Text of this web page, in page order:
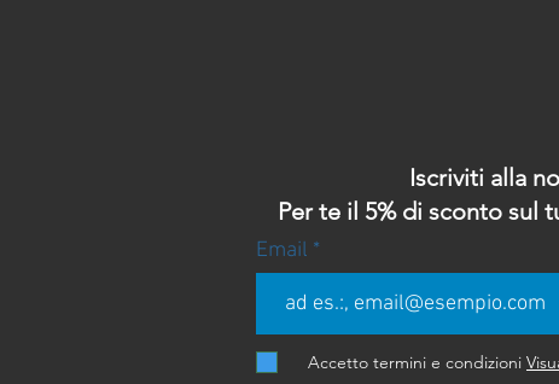
Iscriviti alla
Per te il 5% di sconto sul
Email
Accetto termini e condizioni